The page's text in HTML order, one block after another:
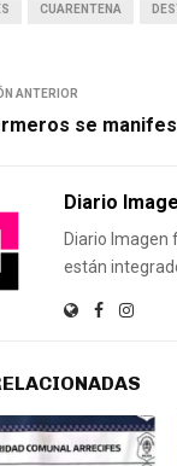
CUARENTENA
ANTERIOR
se
Diario
Diario Imagen
están